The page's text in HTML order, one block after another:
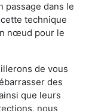
passage dans le
technique
nœud pour le
de vous
des
que leurs
nous